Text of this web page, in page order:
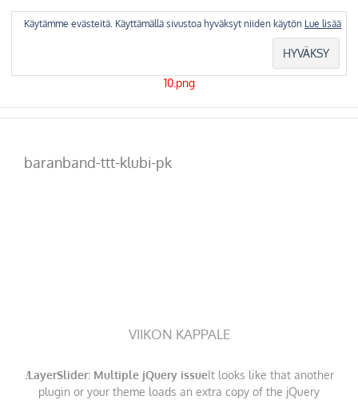
baranband-ttt-klubi-pk
VIIKON KAPPALE
!LayerSlider: Multiple jQuery issueIt looks like that another
plugin or your theme loads an extra copy of the jQuery
Käytämme evästeitä. Käyttämällä sivustoa hyväksyt niiden käytön Lue lisää